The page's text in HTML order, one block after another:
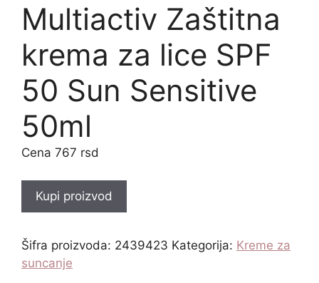
Multiactiv Zaštitna
krema za lice SPF
50 Sun Sensitive
50ml
767 rsd
Kupi proizvod
Šifra proizvoda: 2439423 Kategorija: Kreme za
suncanje